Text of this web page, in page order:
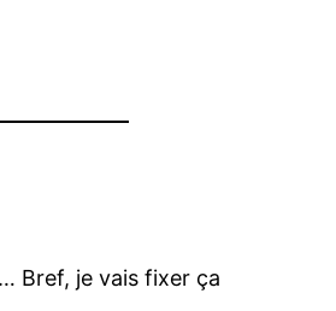
Bref, je vais fixer ça